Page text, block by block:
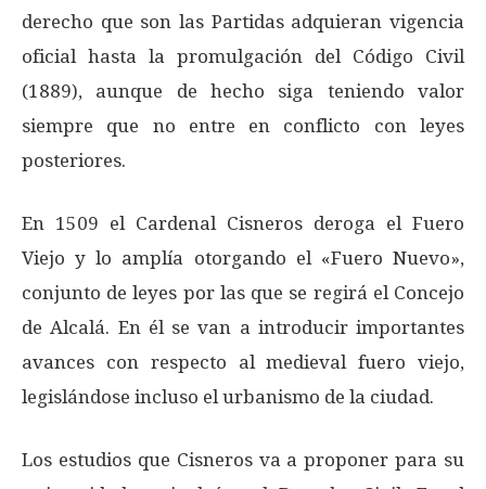
derecho que son las Partidas adquieran vigencia
oficial hasta la promulgación del Código Civil
(1889), aunque de hecho siga teniendo valor
siempre que no entre en conflicto con leyes
posteriores.
En 1509 el Cardenal Cisneros deroga el Fuero
Viejo y lo amplía otorgando el «Fuero Nuevo»,
conjunto de leyes por las que se regirá el Concejo
de Alcalá. En él se van a introducir importantes
avances con respecto al medieval fuero viejo,
legislándose incluso el urbanismo de la ciudad.
Los estudios que Cisneros va a proponer para su